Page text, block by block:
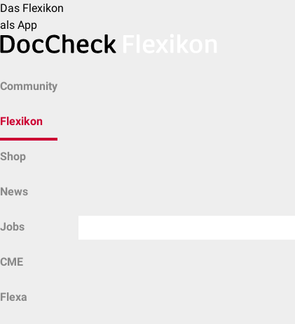
Das Flexikon
als App
Community
Flexikon
Shop
News
Jobs
CME
Flexa